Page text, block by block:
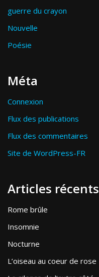
guerre du crayon
Nouvelle
Poésie
Méta
Connexion
Flux des publications
Flux des commentaires
Site de WordPress-FR
Articles récents
Rome brûle
Insomnie
Nocturne
L’oiseau au coeur de rose